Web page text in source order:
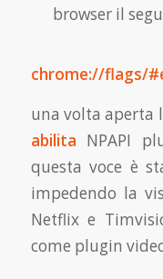
browser il
chrome://flags/
una volta aperta
abilita NPAPI
questa voce è
impedendo la
Netflix e
come plugin